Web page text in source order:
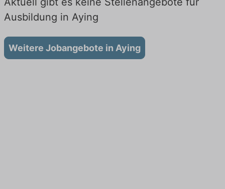
Ausbildung in Aying
Weitere Jobangebote in Aying